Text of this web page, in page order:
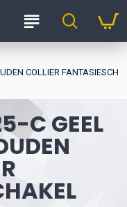
COLLIER FANTASIESCH
C GEEL